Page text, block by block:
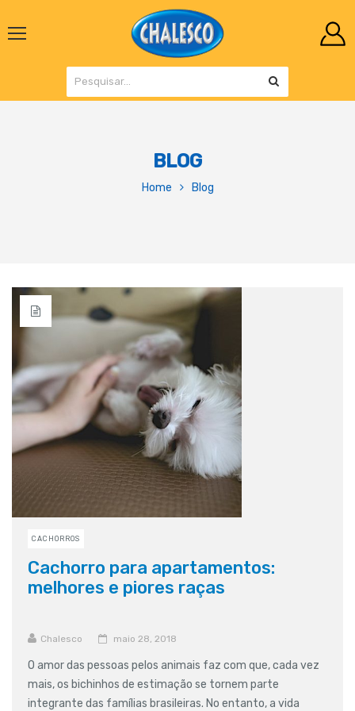
BLOG
Home Blog
CACHORROS
Cachorro para apartamentos:
melhores e piores raças
Chalesco maio 28, 2018
O amor das pessoas pelos animais faz com que, cada vez
mais, os bichinhos de estimação se tornem parte
integrante das famílias brasileiras. No entanto, a vida